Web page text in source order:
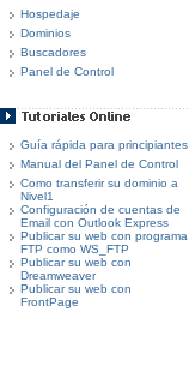
Hospedaje
Dominios
Buscadores
Panel de Control
Guía rápida para principiantes
Manual del Panel de Control
Como transferir su dominio a
Nivel1
Configuración de cuentas de
Email con Outlook Express
Publicar su web con programa
FTP como WS_FTP
Publicar su web con
Dreamweaver
Publicar su web con
FrontPage